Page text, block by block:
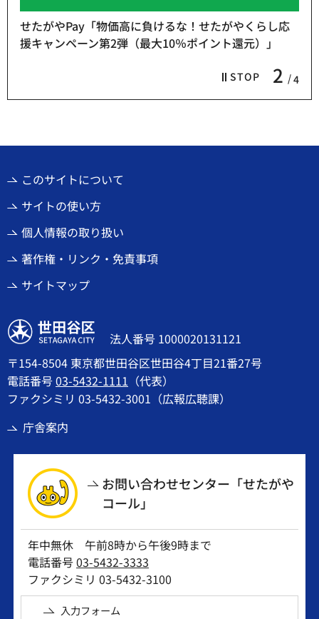
STOP 2 4
せたがやPay「物価高に負けるな！せたがやくらし応
援キャンペーン第2弾（最大10％ポイント還元）」
このサイトについて
サイトの使い方
個人情報の取り扱い
著作権・リンク・免責事項
サイトマップ
世田谷区
法人番号 1000020131121
〒154-8504 東京都世田谷区世田谷4丁目21番27号
電話番号03-5432-1111 （代表）
ファクシミリ 03-5432-3001（広報広聴課）
庁舎案内
お問い合わせセンター「せたがや
コール」
年中無休 午前8時から午後9時まで
電話番号03-5432-3333
ファクシミリ 03-5432-3100
入力フォーム